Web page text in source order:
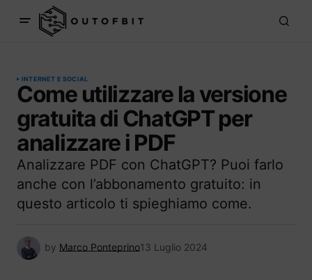
INTERNET E SOCIAL
Come utilizzare la versione
gratuita di ChatGPT per
analizzare i PDF
Analizzare PDF con ChatGPT? Puoi farlo
anche con l’abbonamento gratuito: in
questo articolo ti spieghiamo come.
by Marco Ponteprino13 Luglio 2024